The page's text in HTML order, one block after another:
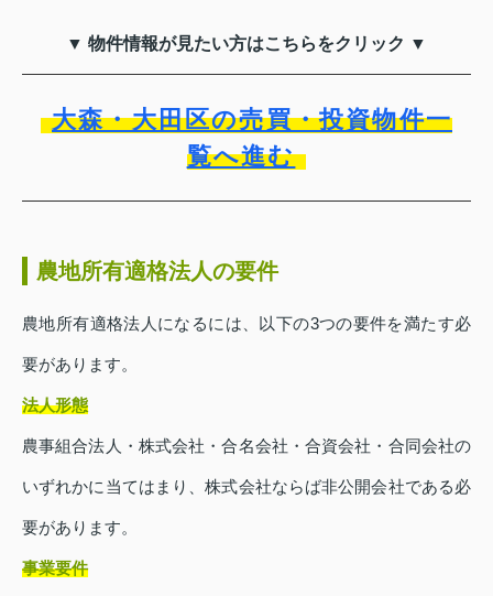
▼ 物件情報が見たい方はこちらをクリック ▼
大森・大田区の売買・投資物件一
覧へ進む
農地所有適格法人の要件
農地所有適格法人になるには、以下の3つの要件を満たす必
要があります。
法人形態
農事組合法人・株式会社・合名会社・合資会社・合同会社の
いずれかに当てはまり、株式会社ならば非公開会社である必
要があります。
事業要件